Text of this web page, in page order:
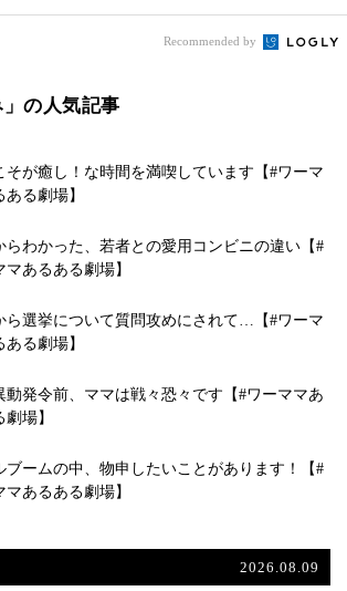
Recommended by
」の人気記事
そが癒し！な時間を満喫しています【#ワーマ
ある劇場】
らわかった、若者との愛用コンビニの違い【#
マあるある劇場】
ら選挙について質問攻めにされて…【#ワーマ
ある劇場】
動発令前、ママは戦々恐々です【#ワーママあ
場】
ブームの中、物申したいことがあります！【#
マあるある劇場】
2026.08.09